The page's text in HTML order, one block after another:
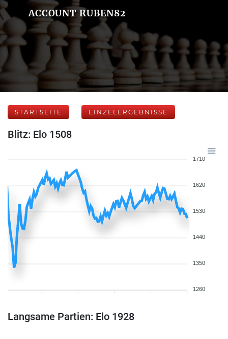
ACCOUNT RUBEN82
STARTSEITE EINZELERGEBNISSE
Blitz: Elo 1508
1710
1620
1530
1440
1350
1260
Langsame Partien: Elo 1928